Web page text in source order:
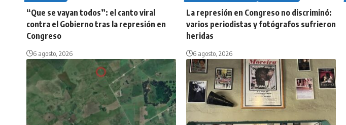
“Que se vayan todos”: el canto viral
contra el Gobierno tras la represión en
Congreso
6 agosto, 2026
La represión en Congreso no discriminó:
varios periodistas y fotógrafos sufrieron
heridas
6 agosto, 2026